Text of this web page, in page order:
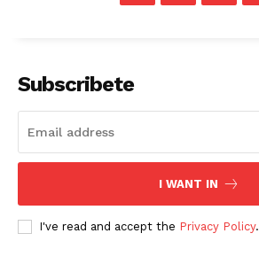
Subscribete
I WANT IN
I've read and accept the Privacy Policy.